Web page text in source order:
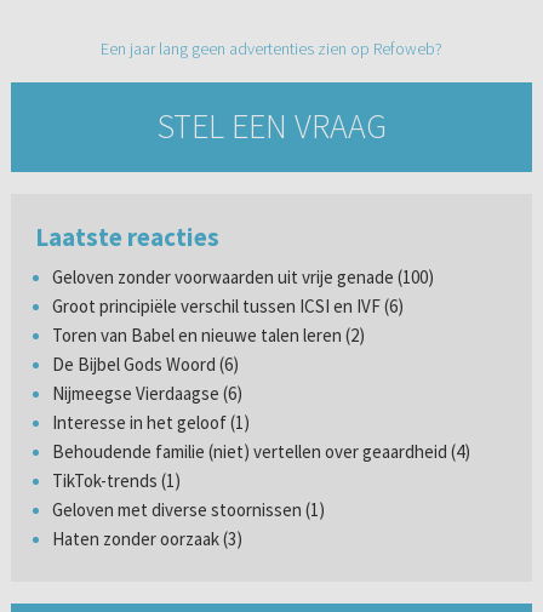
Een jaar lang geen advertenties zien op Refoweb?
STEL EEN VRAAG
Laatste reacties
Geloven zonder voorwaarden uit vrije genade (100)
Groot principiële verschil tussen ICSI en IVF (6)
Toren van Babel en nieuwe talen leren (2)
De Bijbel Gods Woord (6)
Nijmeegse Vierdaagse (6)
Interesse in het geloof (1)
Behoudende familie (niet) vertellen over geaardheid (4)
TikTok-trends (1)
Geloven met diverse stoornissen (1)
Haten zonder oorzaak (3)